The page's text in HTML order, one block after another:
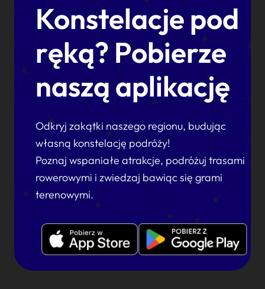
Konstelacje pod
ręką? Pobierze
naszą aplikację
Odkryj zakątki naszego regionu, budując
własną konstelację podróży!
Poznaj wspaniałe atrakcje, podróżuj trasami
rowerowymi i zwiedzaj bawiąc się grami
terenowymi.